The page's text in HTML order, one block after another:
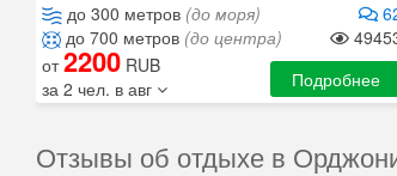
до 300 метров (до моря)
до 700 метров (до центра)
от2200 RUB
за 2 чел. в авг
Подробнее
Отзывы об отдыхе в